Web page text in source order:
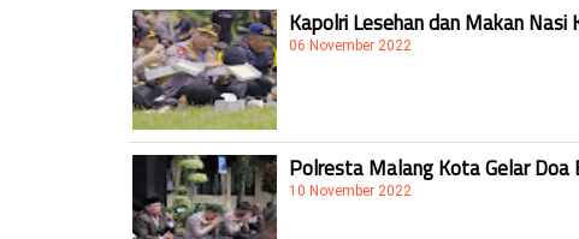
Kapolri Lesehan dan Makan
06 November 2022
Polresta Malang Kota Gelar Doa
10 November 2022